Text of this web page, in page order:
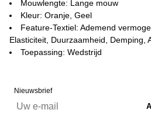
Mouwlengte: Lange mouw
Kleur: Oranje, Geel
Feature-Textiel: Ademend
Elasticiteit, Duurzaamheid, Demping,
Toepassing: Wedstrijd
Nieuwsbrief